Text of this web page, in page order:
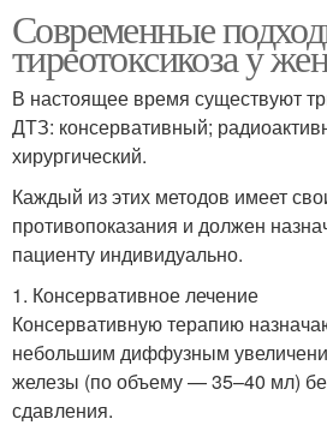
Современные
тиреотоксикоза у
В настоящее время существуют
ДТЗ: консервативный;
хирургический.
Каждый из этих методов имеет
противопоказания и должен
пациенту индивидуально.
1. Консервативное лечение
Консервативную терапию
небольшим диффузным
железы (по объему — 35–40 мл)
сдавления.